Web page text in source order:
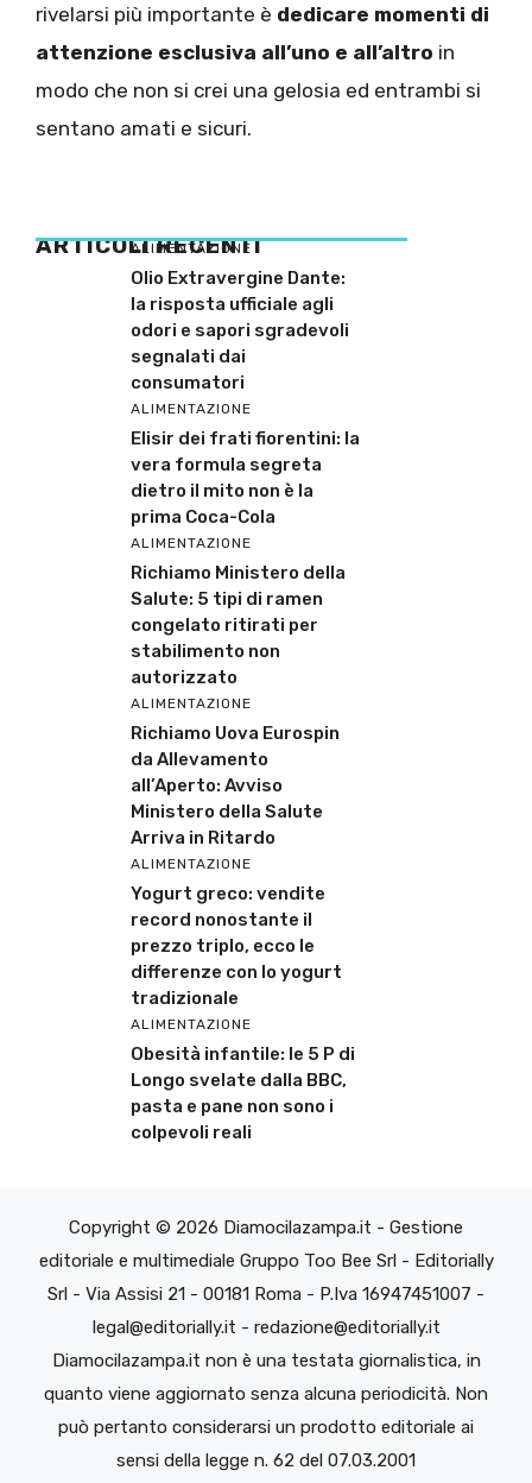
rivelarsi più importante è dedicare momenti di
attenzione esclusiva all’uno e all’altro in
modo che non si crei una gelosia ed entrambi si
sentano amati e sicuri.
ARTICOLI RECENTI
ALIMENTAZIONE
Olio Extravergine Dante:
la risposta ufficiale agli
odori e sapori sgradevoli
segnalati dai
consumatori
ALIMENTAZIONE
Elisir dei frati fiorentini: la
vera formula segreta
dietro il mito non è la
prima Coca-Cola
ALIMENTAZIONE
Richiamo Ministero della
Salute: 5 tipi di ramen
congelato ritirati per
stabilimento non
autorizzato
ALIMENTAZIONE
Richiamo Uova Eurospin
da Allevamento
all’Aperto: Avviso
Ministero della Salute
Arriva in Ritardo
ALIMENTAZIONE
Yogurt greco: vendite
record nonostante il
prezzo triplo, ecco le
differenze con lo yogurt
tradizionale
ALIMENTAZIONE
Obesità infantile: le 5 P di
Longo svelate dalla BBC,
pasta e pane non sono i
colpevoli reali
Copyright © 2026 Diamocilazampa.it - Gestione
editoriale e multimediale Gruppo Too Bee Srl - Editorially
Srl - Via Assisi 21 - 00181 Roma - P.Iva 16947451007 -
legal@editorially.it - redazione@editorially.it
Diamocilazampa.it non è una testata giornalistica, in
quanto viene aggiornato senza alcuna periodicità. Non
può pertanto considerarsi un prodotto editoriale ai
sensi della legge n. 62 del 07.03.2001